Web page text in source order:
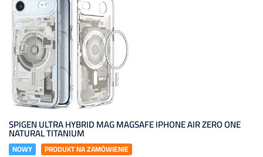
SPIGEN ULTRA HYBRID MAG MAGSAFE IPHONE AIR ZERO ONE
NATURAL TITANIUM
NOWY PRODUKT NA ZAMÓWIENIE